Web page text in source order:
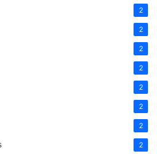
2
2
2
2
2
2
2
2